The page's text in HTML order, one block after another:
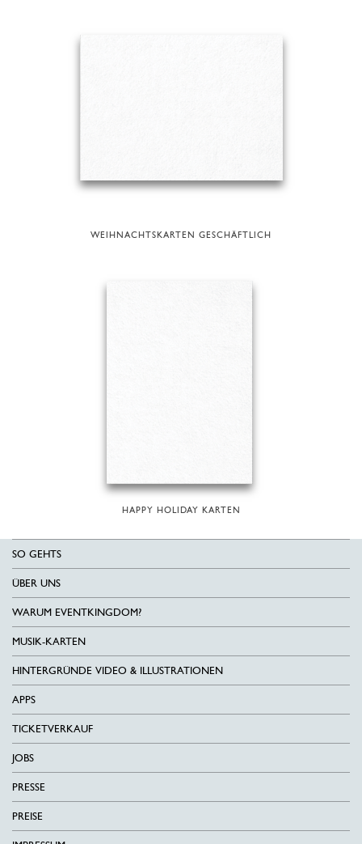
WEIHNACHTSKARTEN GESCHÄFTLICH
HAPPY HOLIDAY KARTEN
SO GEHTS
ÜBER UNS
WARUM EVENTKINGDOM?
MUSIK-KARTEN
HINTERGRÜNDE VIDEO & ILLUSTRATIONEN
APPS
TICKETVERKAUF
JOBS
PRESSE
PREISE